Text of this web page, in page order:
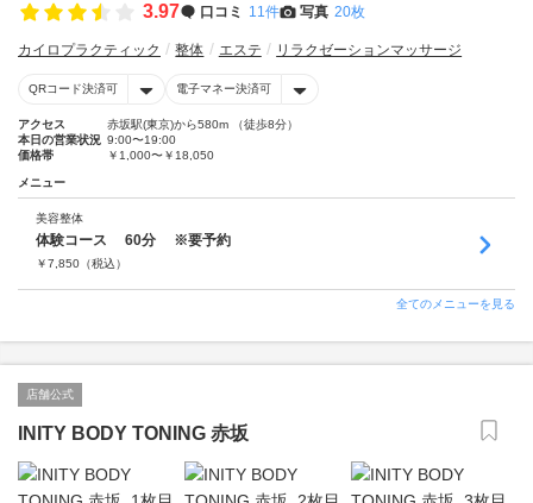
3.97 口コミ 11件 写真 20枚
カイロプラクティック 整体 エステ リラクゼーションマッサージ
QRコード決済可 電子マネー決済可
アクセス
赤坂駅(東京)から580m （徒歩8分）
本日の営業状況 9:00〜19:00
価格帯
￥1,000〜￥18,050
メニュー
美容整体
体験コース 60分 ※要予約
￥7,850 （税込）
全てのメニューを見る
店舗公式
INITY BODY TONING 赤坂